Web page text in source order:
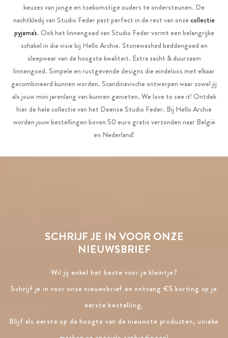
keuzes van jonge en toekomstige ouders te ondersteunen. De
nachtkledij van Studio Feder past perfect in de rest van onzecollectie
pyjama's. Ook het linnengoed van Studio Feder vormt een belangrijke
schakel in die visie bij Hello Archie. Stonewashed beddengoed en
sleepwear van de hoogste kwaliteit. Extra zacht & duurzaam
linnengoed. Simpele en rustgevende designs die eindeloos met elkaar
gecombineerd kunnen worden. Scandinavische ontwerpen waar zowel jij
als jouw mini jarenlang van kunnen genieten. We love to see it! Ontdek
hier de hele collectie van het Deense Studio Feder. Bij Hello Archie
worden jouw bestellingen boven 50 euro gratis verzonden naar België
en Nederland!
SCHRIJF JE IN VOOR ONZE
NIEUWSBRIEF
Wil jij enkel het beste voor je kleintje?
Schrijf je in voor onze nieuwsbrief en ontvang €5 korting op je
eerste bestelling.
Blijf als eerste op de hoogte van de nieuwste producten, unieke